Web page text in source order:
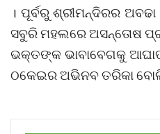
। ପୂର୍ବରୁ ଶ୍ରୀମନ୍ଦିରର
ସବୁରି ମହଲରେ ଅସନ୍ତୋଷ
ଭକ୍ତଙ୍କ ଭାବାବେଗକୁ
ଠକେଇର ଅଭିନବ ତରିକା